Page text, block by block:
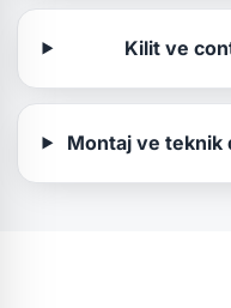
Kilit ve
Montaj ve